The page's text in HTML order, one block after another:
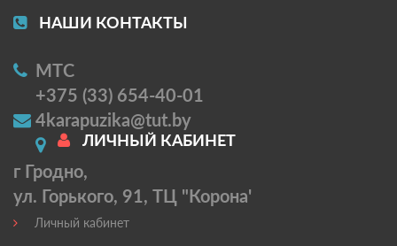
НАШИ КОНТАКТЫ
МТС
+375 (33) 654-40-01
4karapuzika@tut.by
г Гродно,
ул. Горького, 91, ТЦ "Корона'
ЛИЧНЫЙ КАБИНЕТ
Личный кабинет